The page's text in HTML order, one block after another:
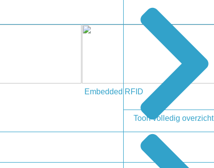
Embedded RFID
Toon volledig overzicht